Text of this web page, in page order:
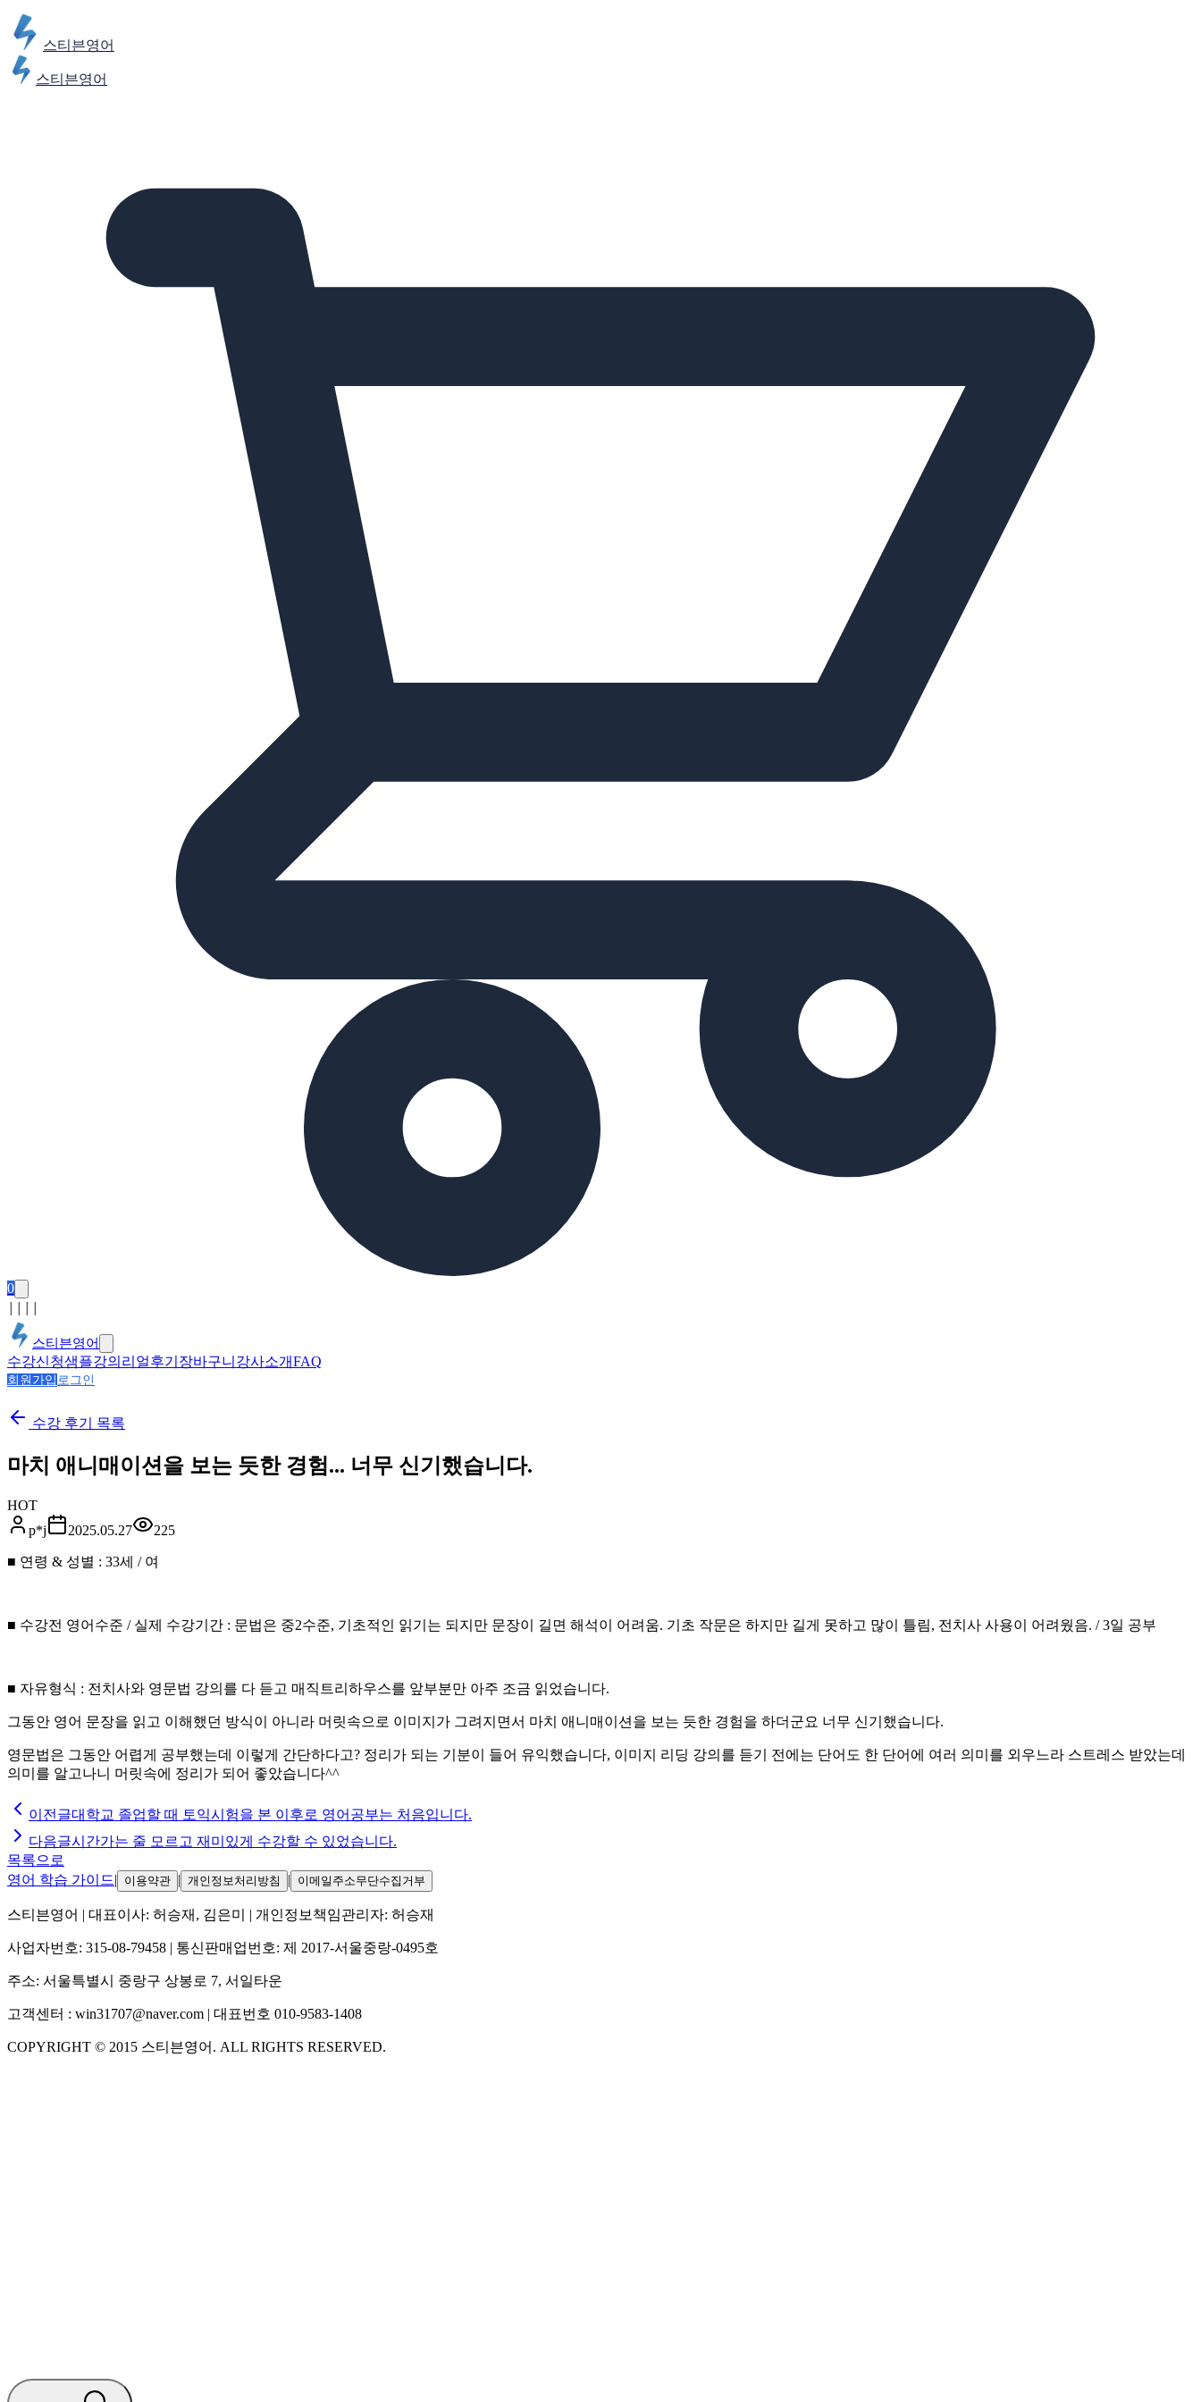
스티븐영어
스티븐영어
0
스티븐영어
수강신청샘플강의 리얼후기 장바구니 강사소개FAQ
회원가입 로그인
수강 후기 목록
마치 애니매이션을 보는 듯한 경험... 너무 신기했습니다.
HOT
p*j
2025.05.27 225
■ 연령 & 성별 : 33세 / 여
■ 수강전 영어수준 / 실제 수강기간 : 문법은 중2수준, 기초적인 읽기는 되지만 문장이 길면 해석이 어려움. 기초 작문은 하지만 길게 못하고 많이 틀림, 전치사 사용이 어려웠음. / 3일 공부
■ 자유형식 : 전치사와 영문법 강의를 다 듣고 매직트리하우스를 앞부분만 아주 조금 읽었습니다.
그동안 영어 문장을 읽고 이해했던 방식이 아니라 머릿속으로 이미지가 그려지면서 마치 애니매이션을 보는 듯한 경험을 하더군요 너무 신기했습니다.
영문법은 그동안 어렵게 공부했는데 이렇게 간단하다고? 정리가 되는 기분이 들어 유익했습니다, 이미지 리딩 강의를 듣기 전에는 단어도 한 단어에 여러 의미를 외우느라 스트레스 받았는데
의미를 알고나니 머릿속에 정리가 되어 좋았습니다^^
이전글대학교 졸업할 때 토익시험을 본 이후로 영어공부는 처음입니다.
다음글시간가는 줄 모르고 재미있게 수강할 수 있었습니다.
목록으로
영어 학습 가이드| 이용약관 | 개인정보처리방침 | 이메일주소무단수집거부
스티븐영어 | 대표이사: 허승재, 김은미 | 개인정보책임관리자: 허승재
사업자번호: 315-08-79458 | 통신판매업번호: 제 2017-서울중랑-0495호
주소: 서울특별시 중랑구 상봉로 7, 서일타운
고객센터 : win31707@naver.com | 대표번호 010-9583-1408
COPYRIGHT © 2015 스티븐영어 . ALL RIGHTS RESERVED.